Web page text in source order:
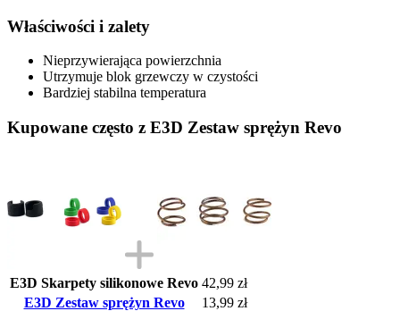
Właściwości i zalety
Nieprzywierająca powierzchnia
Utrzymuje blok grzewczy w czystości
Bardziej stabilna temperatura
Kupowane często z E3D Zestaw sprężyn Revo
E3D Skarpety silikonowe Revo 42,99 zł
E3D Zestaw sprężyn Revo
13,99 zł